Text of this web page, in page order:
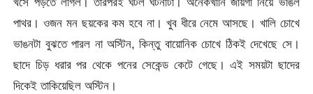
পাথর। ওজন মন ছয়কের কম হবে না। খুব ধীরে নেমে আসছে। খালি চোখে
ভাঙনটা বুঝতে পারল না অস্টিন, কিন্তু বায়োনিক চোখে ঠিকই দেখেছে সে।
ছাদে চিড় ধরার পর থেকে পনের সেকেন্ড কেটে গেছে। এই সময়টা ছাদের
দিকেই তাকিয়েছিল অস্টিন।